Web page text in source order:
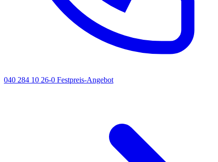
040 284 10 26-0 Festpreis-Angebot